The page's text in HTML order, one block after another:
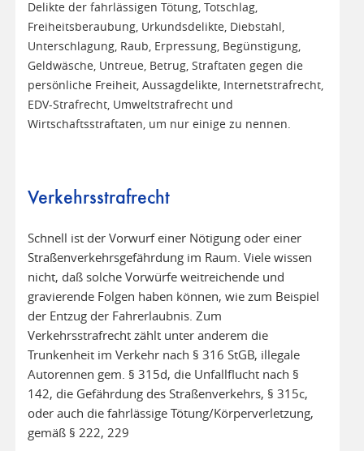
Delikte der fahrlässigen Tötung, Totschlag,
Freiheitsberaubung, Urkundsdelikte, Diebstahl,
Unterschlagung, Raub, Erpressung, Begünstigung,
Geldwäsche, Untreue, Betrug, Straftaten gegen die
persönliche Freiheit, Aussagdelikte, Internetstrafrecht,
EDV-Strafrecht, Umweltstrafrecht und
Wirtschaftsstraftaten, um nur einige zu nennen.
Verkehrsstrafrecht
Schnell ist der Vorwurf einer Nötigung oder einer
Straßenverkehrsgefährdung im Raum. Viele wissen
nicht, daß solche Vorwürfe weitreichende und
gravierende Folgen haben können, wie zum Beispiel
der Entzug der Fahrerlaubnis. Zum
Verkehrsstrafrecht zählt unter anderem die
Trunkenheit im Verkehr nach § 316 StGB, illegale
Autorennen gem. § 315d, die Unfallflucht nach §
142, die Gefährdung des Straßenverkehrs, § 315c,
oder auch die fahrlässige Tötung/Körperverletzung,
gemäß § 222, 229